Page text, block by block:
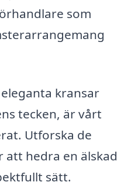
som
kransar
tecken, är vårt
Utforska de
hedra en älskad
sätt.